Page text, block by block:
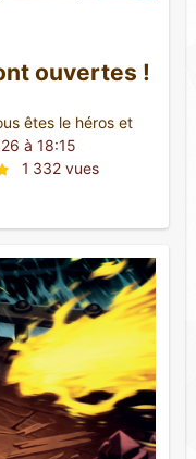
ouvertes !
êtes le héros et
à 18:15
1 332 vues